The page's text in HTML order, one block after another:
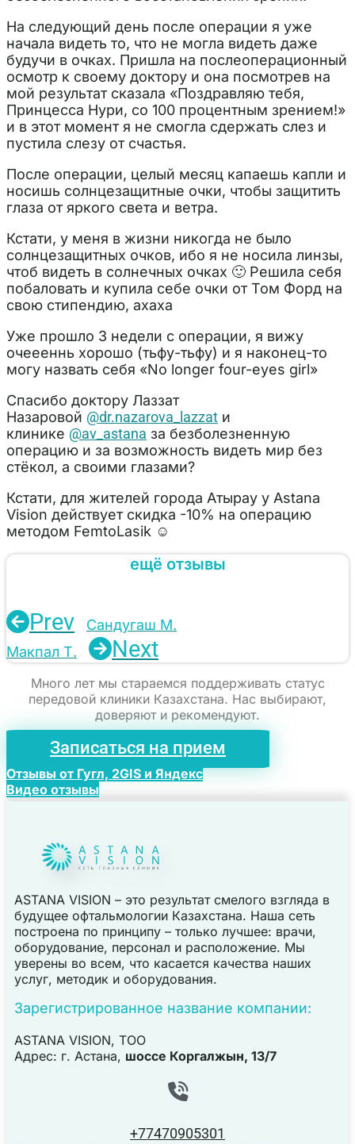
На следующий день после операции я уже
начала видеть то, что не могла видеть даже
будучи в очках. Пришла на послеоперационный
осмотр к своему доктору и она посмотрев на
мой результат сказала «Поздравляю тебя,
Принцесса Нури, со 100 процентным зрением!»
и в этот момент я не смогла сдержать слез и
пустила слезу от счастья.
После операции, целый месяц капаешь капли и
носишь солнцезащитные очки, чтобы защитить
глаза от яркого света и ветра.
Кстати, у меня в жизни никогда не было
солнцезащитных очков, ибо я не носила линзы,
чтоб видеть в солнечных очках 🙂 Решила себя
побаловать и купила себе очки от Том Форд на
свою стипендию, ахаха
Уже прошло 3 недели с операции, я вижу
очеееннь хорошо (тьфу-тьфу) и я наконец-то
могу назвать себя «No longer four-eyes girl»
Спасибо доктору Лаззат
Назаровой @dr.nazarova_lazzat и
клинике @av_astana за безболезненную
операцию и за возможность видеть мир без
стёкол, а своими глазами?
Кстати, для жителей города Атырау у Astana
Vision действует скидка -10% на операцию
методом FemtoLasik ☺️
ещё отзывы
Prev
Сандугаш М.
Макпал Т.
Next
Много лет мы стараемся поддерживать статус
передовой клиники Казахстана. Нас выбирают,
доверяют и рекомендуют.
Записаться на прием
Отзывы от Гугл, 2GIS и Яндекс
Видео отзывы
ASTANA VISION – это результат смелого взгляда в
будущее офтальмологии Казахстана. Наша сеть
построена по принципу – только лучшее: врачи,
оборудование, персонал и расположение. Мы
уверены во всем, что касается качества наших
услуг, методик и оборудования.
Зарегистрированное название компании:
ASTANA VISION, TOO
Адрес: г. Астана, шоссе Коргалжын, 13/7
+77470905301